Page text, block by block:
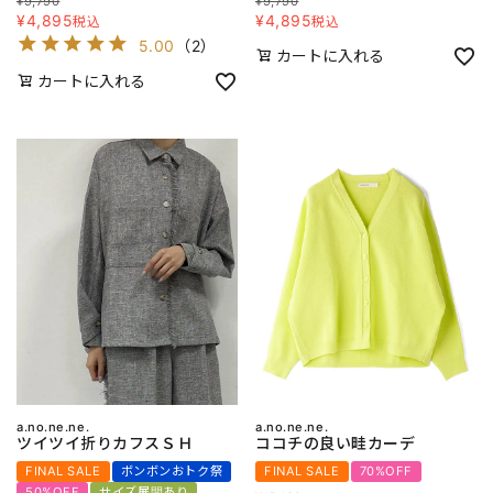
¥4,895税込
5.00 （2）
カートに入れる
¥4,895税込
カートに入れる
a.no.ne.ne.
ツイツイ折りカフスＳＨ
FINAL SALE
ボンボンおトク祭
a.no.ne.ne.
ココチの良い畦カーデ
FINAL SALE
70%OFF